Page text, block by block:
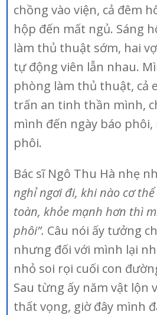
chồng vào viện, cả đêm
hộp đến mất ngủ. Sáng
làm thủ thuật sớm, hai
tự động viên lẫn nhau.
phòng làm thủ thuật, cả
trấn an tinh thần mình,
mình đến ngày báo
phôi.
Bác sĩ Ngô Thu Hà nhẹ
nghỉ ngơi đi, khi nào cơ
toàn, khỏe mạnh hơn thì
phôi”. Câu nói ấy tưởng
nhưng đối với mình lại
nhỏ soi rọi cuối con
Sau từng ấy năm vật lộn
thất vọng, giờ đây mình